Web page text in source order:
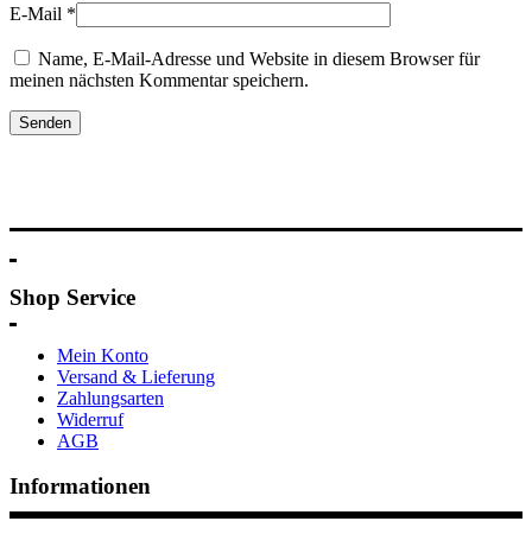
E-Mail *
Name, E-Mail-Adresse und Website in diesem Browser für
meinen nächsten Kommentar speichern.
Shop Service
Mein Konto
Versand & Lieferung
Zahlungsarten
Widerruf
AGB
Informationen